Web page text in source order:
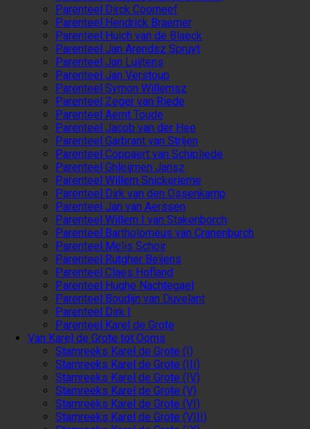
Parenteel Dirck Coorneef
Parenteel Hendrick Braemer
Parenteel Huich van de Blaeck
Parenteel Jan Arendsz Spruyt
Parenteel Jan Luijtens
Parenteel Jan Verstoup
Parenteel Symon Willemsz
Parenteel Zeger van Riede
Parenteel Aernt Toude
Parenteel Jacob van der Hee
Parenteel Garbrant van Strijen
Parenteel Coppaert van Schipliede
Parenteel Ghleijmen Jansz
Parenteel Willem Snickerieme
Parenteel Dirk van den Ossenkamp
Parenteel Jan van Aerssen
Parenteel Willem I van Stakenborch
Parenteel Bartholomeus van Cranenburch
Parenteel Melis Schoir
Parenteel Rutgher Beijens
Parenteel Claes Hofland
Parenteel Hughe Nachtegael
Parenteel Boudijn van Duvelant
Parenteel Dirk I
Parenteel Karel de Grote
Van Karel de Grote tot Ooms
Stamreeks Karel de Grote (I)
Stamreeks Karel de Grote (III)
Stamreeks Karel de Grote (IV)
Stamreeks Karel de Grote (V)
Stamreeks Karel de Grote (VI)
Stamreeks Karel de Grote (VIII)